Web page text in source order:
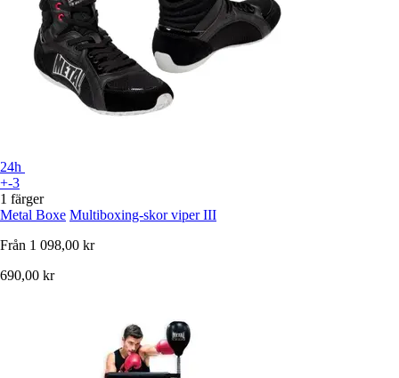
24h
+-3
1 färger
Metal Boxe Multiboxing-skor viper III
Från 1 098,00 kr
690,00 kr